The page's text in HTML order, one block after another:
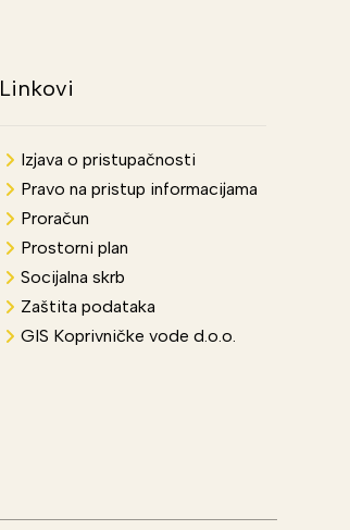
Linkovi
Izjava o pristupačnosti
Pravo na pristup informacijama
Proračun
Prostorni plan
Socijalna skrb
Zaštita podataka
GIS Koprivničke vode d.o.o.